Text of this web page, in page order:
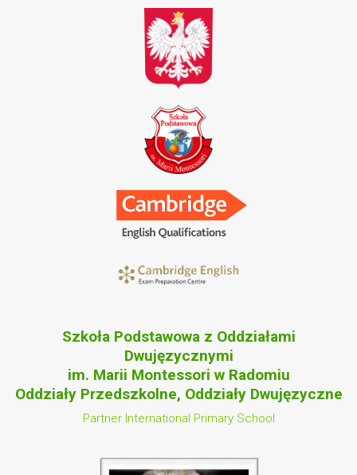
Szkoła Podstawowa z Oddziałami
Dwujęzycznymi
im. Marii Montessori w Radomiu
Oddziały Przedszkolne, Oddziały Dwujęzyczne
Partner International Primary School